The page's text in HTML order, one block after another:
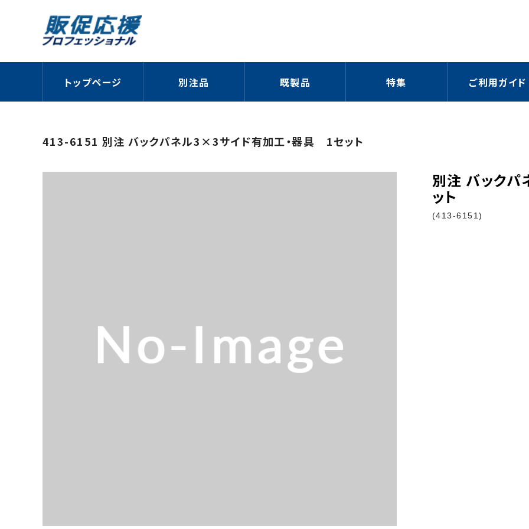
トップページ 別注品 既製品 特集 ご利用ガイド
413-6151 別注 バックパネル3×3サイド有加工・器具 1セット
別注 バック
ット
(413-6151)